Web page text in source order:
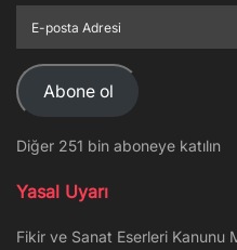
posta
Adresi
Abone ol
Diğer 251 bin aboneye katılın
Yasal Uyarı
Fikir ve Sanat Eserleri